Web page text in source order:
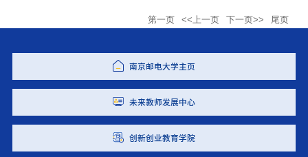
第一页 <<上一页 下一页>> 尾页
南京邮电大学主页
未来教师发展中心
创新创业教育学院